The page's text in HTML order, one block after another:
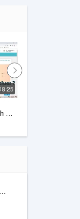
Offline Music Mp3 Player- Muso